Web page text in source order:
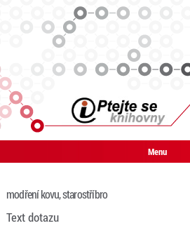
Menu
modření kovu, starostříbro
Text dotazu